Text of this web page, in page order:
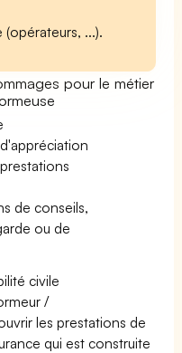
...).
pour le métier
de conseils,
ou de
civile
/
les prestations de
qui est construite